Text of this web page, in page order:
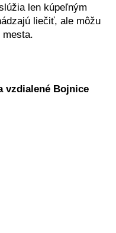
len kúpeľným
liečiť, ale môžu
vzdialené Bojnice